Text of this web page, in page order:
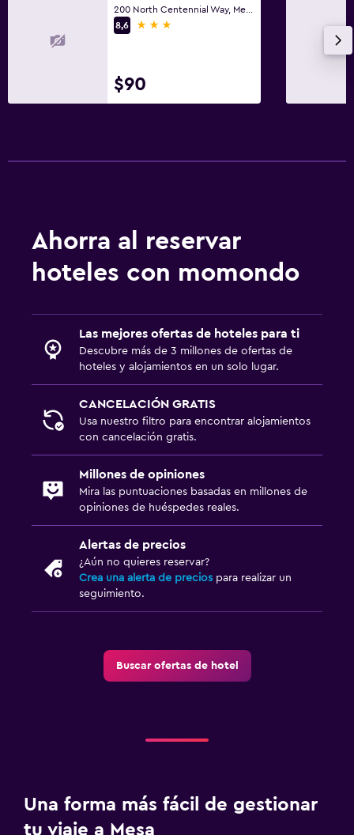
8,6
3 estrellas
$90
Ahorra al reservar
hoteles con momondo
Las mejores ofertas de hoteles para ti
Descubre más de 3 millones de ofertas de
hoteles y alojamientos en un solo lugar.
CANCELACIÓN GRATIS
Usa nuestro filtro para encontrar alojamientos
con cancelación gratis.
Millones de opiniones
Mira las puntuaciones basadas en millones de
opiniones de huéspedes reales.
Alertas de precios
¿Aún no quieres reservar?
Crea una alerta de precios para realizar un
seguimiento.
Buscar ofertas de hotel
Una forma más fácil de gestionar
tu viaje a Mesa